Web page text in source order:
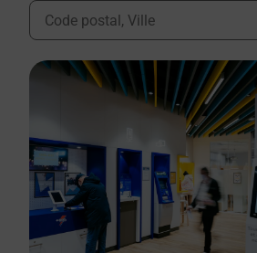
Ville, Département, Code Postal